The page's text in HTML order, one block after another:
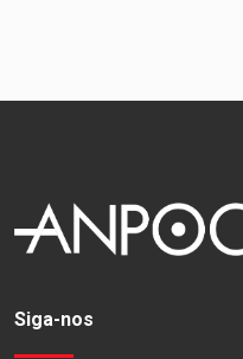
Siga-nos